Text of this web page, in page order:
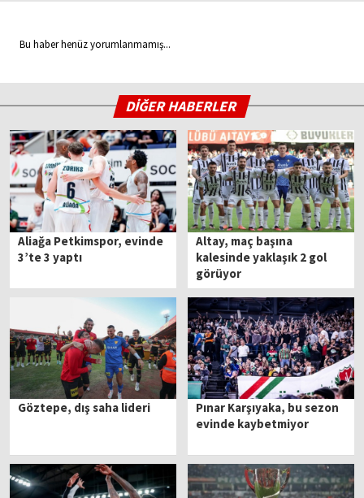
Bu haber henüz yorumlanmamış...
DİĞER HABERLER
Aliağa Petkimspor, evinde
3’te 3 yaptı
Altay, maç başına
kalesinde yaklaşık 2 gol
görüyor
Göztepe, dış saha lideri
Pınar Karşıyaka, bu sezon
evinde kaybetmiyor